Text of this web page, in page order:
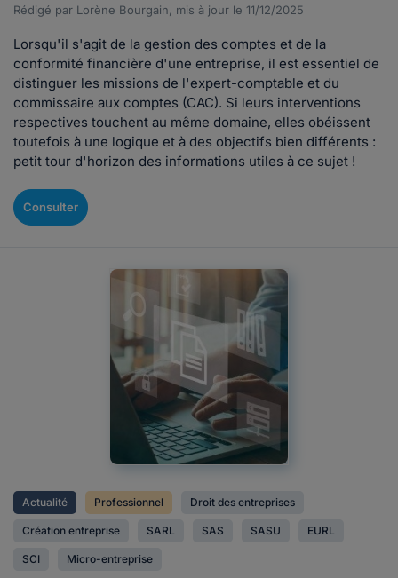
Rédigé par Lorène Bourgain, mis à jour le 11/12/2025
Lorsqu'il s'agit de la gestion des comptes et de la
conformité financière d'une entreprise, il est essentiel de
distinguer les missions de l'expert-comptable et du
commissaire aux comptes (CAC). Si leurs interventions
respectives touchent au même domaine, elles obéissent
toutefois à une logique et à des objectifs bien différents :
petit tour d'horizon des informations utiles à ce sujet !
Consulter
Actualité Professionnel Droit des entreprises
Création entreprise SARL SAS SASU EURL
SCI Micro-entreprise